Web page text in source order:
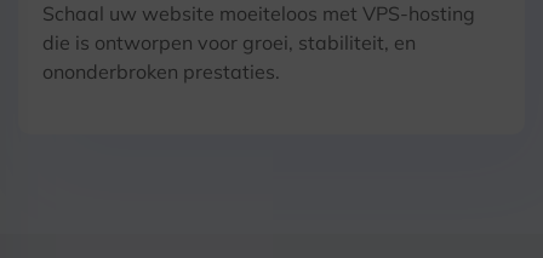
Schaal uw website moeiteloos met VPS-hosting
die is ontworpen voor groei, stabiliteit, en
ononderbroken prestaties.